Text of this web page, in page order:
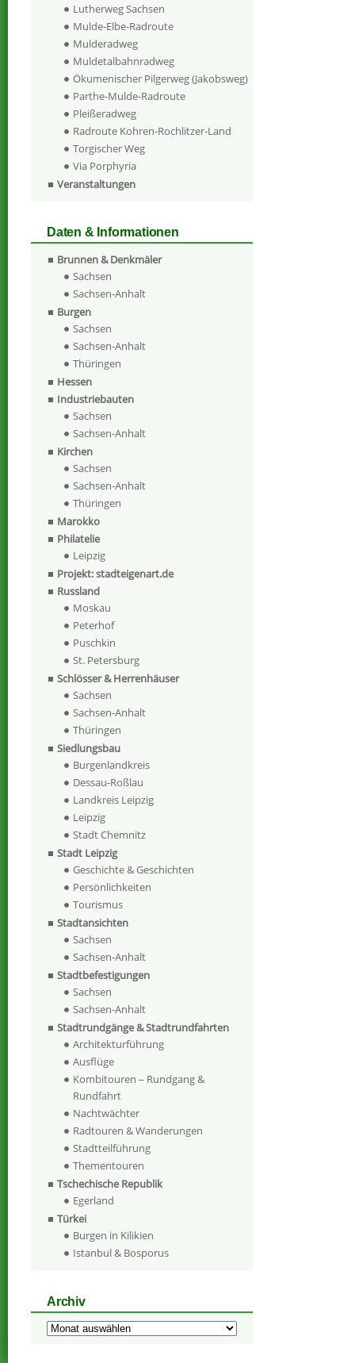
Lutherweg Sachsen
Mulde-Elbe-Radroute
Mulderadweg
Muldetalbahnradweg
Ökumenischer Pilgerweg (Jakobsweg)
Parthe-Mulde-Radroute
Pleißeradweg
Radroute Kohren-Rochlitzer-Land
Torgischer Weg
Via Porphyria
Veranstaltungen
Daten & Informationen
Brunnen & Denkmäler
Sachsen
Sachsen-Anhalt
Burgen
Sachsen
Sachsen-Anhalt
Thüringen
Hessen
Industriebauten
Sachsen
Sachsen-Anhalt
Kirchen
Sachsen
Sachsen-Anhalt
Thüringen
Marokko
Philatelie
Leipzig
Projekt: stadteigenart.de
Russland
Moskau
Peterhof
Puschkin
St. Petersburg
Schlösser & Herrenhäuser
Sachsen
Sachsen-Anhalt
Thüringen
Siedlungsbau
Burgenlandkreis
Dessau-Roßlau
Landkreis Leipzig
Leipzig
Stadt Chemnitz
Stadt Leipzig
Geschichte & Geschichten
Persönlichkeiten
Tourismus
Stadtansichten
Sachsen
Sachsen-Anhalt
Stadtbefestigungen
Sachsen
Sachsen-Anhalt
Stadtrundgänge & Stadtrundfahrten
Architekturführung
Ausflüge
Kombitouren – Rundgang &
Rundfahrt
Nachtwächter
Radtouren & Wanderungen
Stadtteilführung
Thementouren
Tschechische Republik
Egerland
Türkei
Burgen in Kilikien
Istanbul & Bosporus
Archiv
Archiv